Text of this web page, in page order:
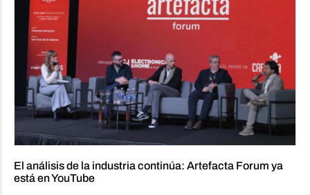
El análisis de la industria continúa: Artefacta Forum ya
está en YouTube